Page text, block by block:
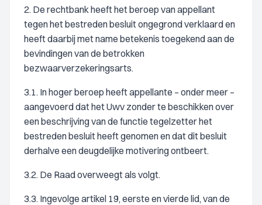
2. De rechtbank heeft het beroep van appellant
tegen het bestreden besluit ongegrond verklaard en
heeft daarbij met name betekenis toegekend aan de
bevindingen van de betrokken
bezwaarverzekeringsarts.
3.1. In hoger beroep heeft appellante – onder meer –
aangevoerd dat het Uwv zonder te beschikken over
een beschrijving van de functie tegelzetter het
bestreden besluit heeft genomen en dat dit besluit
derhalve een deugdelijke motivering ontbeert.
3.2. De Raad overweegt als volgt.
3.3. Ingevolge artikel 19, eerste en vierde lid, van de